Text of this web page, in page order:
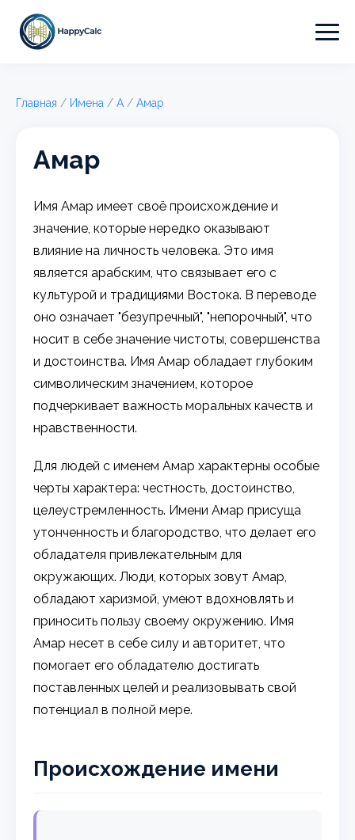
Главная / Имена / А / Амар
Амар
Имя Амар имеет своё происхождение и
значение, которые нередко оказывают
влияние на личность человека. Это имя
является арабским, что связывает его с
культурой и традициями Востока. В переводе
оно означает "безупречный", "непорочный", что
носит в себе значение чистоты, совершенства
и достоинства. Имя Амар обладает глубоким
символическим значением, которое
подчеркивает важность моральных качеств и
нравственности.
Для людей с именем Амар характерны особые
черты характера: честность, достоинство,
целеустремленность. Имени Амар присуща
утонченность и благородство, что делает его
обладателя привлекательным для
окружающих. Люди, которых зовут Амар,
обладают харизмой, умеют вдохновлять и
приносить пользу своему окружению. Имя
Амар несет в себе силу и авторитет, что
помогает его обладателю достигать
поставленных целей и реализовывать свой
потенциал в полной мере.
Происхождение имени